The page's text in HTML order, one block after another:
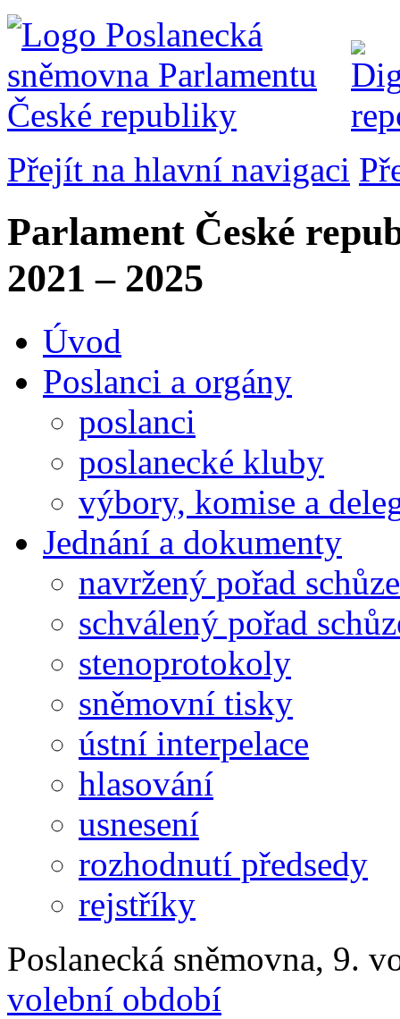
Přejít na hlavní navigaci
Parlament České
2021 – 2025
Úvod
Poslanci a orgány
poslanci
poslanecké kluby
výbory, komise a
Jednání a dokumenty
navržený pořad schůze
schválený pořad
stenoprotokoly
sněmovní tisky
ústní interpelace
hlasování
usnesení
rozhodnutí předsedy
rejstříky
Poslanecká sněmovna, 9.
volební období